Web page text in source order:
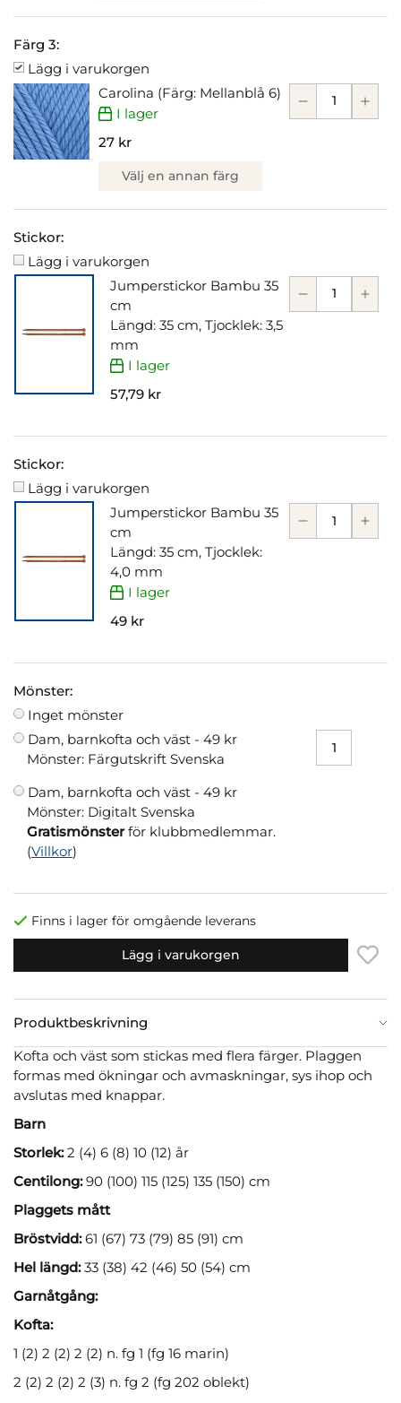
Färg 3:
Lägg i varukorgen
Carolina (Färg: Mellanblå 6)
I lager
27 kr
Välj en annan färg
Stickor:
Lägg i varukorgen
Jumperstickor Bambu 35
cm
Längd: 35 cm, Tjocklek: 3,5
mm
I lager
57,79 kr
Stickor:
Lägg i varukorgen
Jumperstickor Bambu 35
cm
Längd: 35 cm, Tjocklek:
4,0 mm
I lager
49 kr
Mönster:
Inget mönster
Dam, barnkofta och väst - 49 kr
Mönster: Färgutskrift Svenska
Dam, barnkofta och väst - 49 kr
Mönster: Digitalt Svenska
Gratismönsterför klubbmedlemmar.
(Villkor)
Finns i lager för omgående leverans
Lägg i varukorgen
Produktbeskrivning
Kofta och väst som stickas med flera färger. Plaggen
formas med ökningar och avmaskningar, sys ihop och
avslutas med knappar.
Barn
Storlek:2 (4) 6 (8) 10 (12) år
Centilong:90 (100) 115 (125) 135 (150) cm
Plaggets mått
Bröstvidd:61 (67) 73 (79) 85 (91) cm
Hel längd:33 (38) 42 (46) 50 (54) cm
Garnåtgång:
Kofta:
1 (2) 2 (2) 2 (2) n. fg 1 (fg 16 marin)
2 (2) 2 (2) 2 (3) n. fg 2 (fg 202 oblekt)